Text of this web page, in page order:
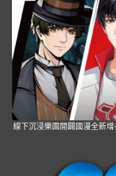
線下沉浸樂園開闢國漫全新